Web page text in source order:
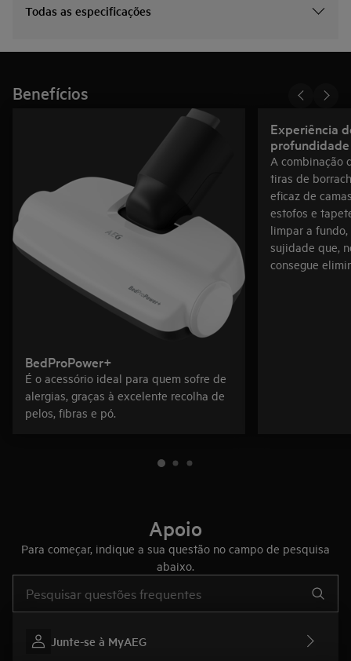
Todas as especificações
Benefícios
BedProPower+
É o acessório ideal para quem sofre de
alergias, graças à excelente recolha de
pelos, fibras e pó.
Experiência
profundidade
A combinação
tiras de
eficaz de
estofos e
limpar a
sujidade que,
consegue
Apoio
Para começar, indique a sua questão no campo de pesquisa
abaixo.
Junte-se à MyAEG